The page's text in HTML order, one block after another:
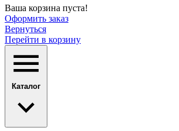
Ваша корзина пуста!
Оформить заказ
Вернуться
Перейти в корзину
Каталог